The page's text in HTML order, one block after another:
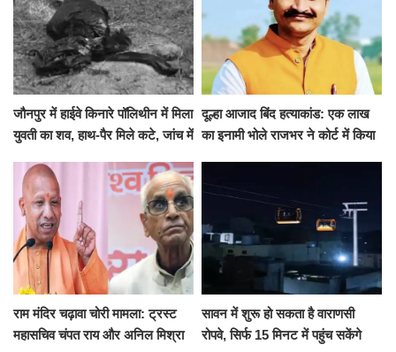
जौनपुर में हाईवे किनारे पॉलिथीन में मिला
युवती का शव, हाथ-पैर मिले कटे, जांच में
दूल्हा आजाद बिंद हत्याकांड: एक लाख
का इनामी भोले राजभर ने कोर्ट में किया
राम मंदिर चढ़ावा चोरी मामला: ट्रस्ट
महासचिव चंपत राय और अनिल मिश्रा
सावन में शुरू हो सकता है वाराणसी
रोपवे, सिर्फ 15 मिनट में पहुंच सकेंगे